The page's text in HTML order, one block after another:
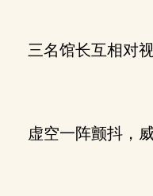
三名馆长互相对视
虚空一阵颤抖，威